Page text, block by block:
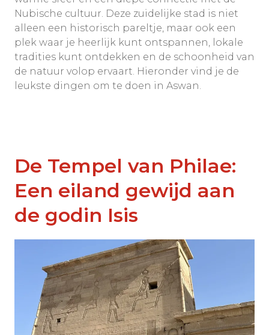
Nubische cultuur. Deze zuidelijke stad is niet
alleen een historisch pareltje, maar ook een
plek waar je heerlijk kunt ontspannen, lokale
tradities kunt ontdekken en de schoonheid van
de natuur volop ervaart. Hieronder vind je de
leukste dingen om te doen in Aswan.
De Tempel van Philae:
Een eiland gewijd aan
de godin Isis